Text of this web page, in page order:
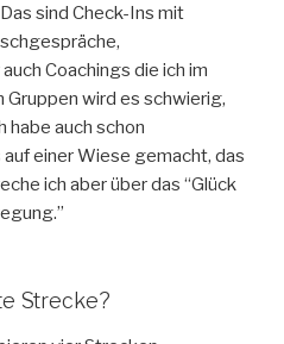
sind Check-Ins mit
Coachings die ich im
wird es schwierig,
habe auch schon
einer Wiese gemacht, das
ich aber über das “Glück
Strecke?